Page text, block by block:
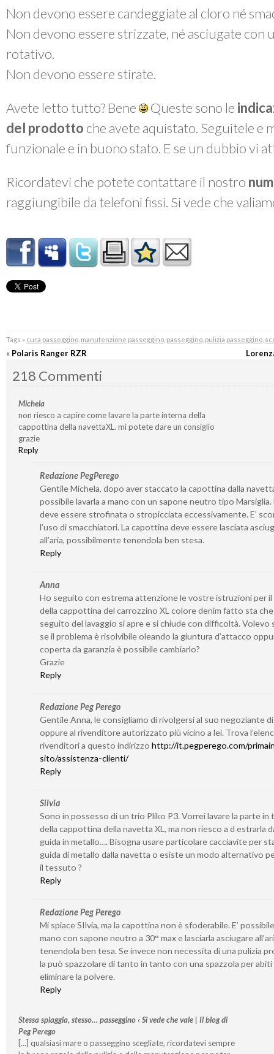
Non devono essere candeggiate al cloro né
Non devono essere strizzate, né asciugate con
rotativo.
Non devono essere stirate.
Avete letto tutto? Bene Queste sono le
del prodotto che avete aquistato. Seguitele
funzionale e in buono stato. E se un dubbio vi
Ricordatevi che potete contattare il nostro
raggiungibile da telefoni fissi. Si vede che
Tags » cura passeggino, manutenzione passeggino, passeggino, pulizia passeggino,
« Polaris Ranger RZR
218 Commenti
Michela
non riesco a capire come lavare la parte interna della
cappottina della navettaXL. mi potete dare un consiglio
grazie
Reply
Redazione PegPerego
Gentile Michela, dopo aver staccato la capottina dalla
possibile lavarla a mano con un sapone neutro tipo Marsiglia.
deve essere strofinata o stropicciata eccessivamente. E’
l’uso di smacchiatori. La capottina deve essere lasciata
all’aria, possibilmente tenendola ben stesa.
Reply
Anna
Ho seguito con estrema attenzione le vostre istruzioni per il
della cappottina del carrozzino XL colore denim fatto sta che
seguito del lavaggio si apre e si chiude con difficoltà. Volevo
se il problema è risolvibile oleando la giuntura d’attacco
coperta da garanzia è possibile cambiarlo?
Grazie
Reply
Redazione Peg Perego
Gentile Anna, le consigliamo di rivolgersi al suo negoziante
oppure al rivenditore autorizzato più vicino a lei. Trova
rivenditori a questo indirizzo http://it.pegperego.com/
sito/assistenza-clienti/
Reply
Silvia
Sono in possesso di un trio Pliko P3. Vorrei lavare la parte in
della cappottina della navetta XL, ma non riesco a d estrarla
guida in metallo…. Bisogna usare particolare cacciavite per
guida di metallo dalla navetta o esiste un modo alternativo
il tessuto ?
Reply
Redazione Peg Perego
Mi spiace SIlvia, ma la capottina non è sfoderabile. E’
mano con sapone neutro a 30° max e lasciarla asciugare
tenendola ben tesa. Se invece non necessita di una pulizia
la può spazzolare di tanto in tanto con una spazzola per abiti
eliminare la polvere.
Reply
Stessa spiaggia, stesso… passeggino ‹ Si vede che vale | Il blog di
Peg Perego
[...] qualsiasi mare o passeggino scegliate, ricordatevi sempre